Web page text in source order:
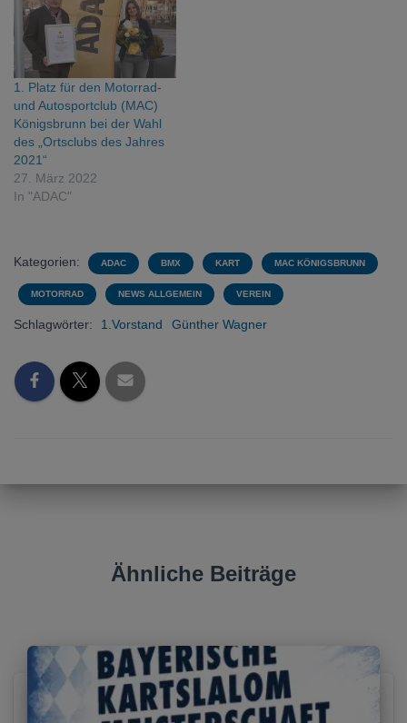
1. Platz für den Motorrad-
und Autosportclub (MAC)
Königsbrunn bei der Wahl
des „Ortsclubs des Jahres
2021“
27. März 2022
In "ADAC"
Kategorien: ADAC BMX KART MAC KÖNIGSBRUNN
MOTORRAD NEWS ALLGEMEIN VEREIN
Schlagwörter: 1.Vorstand Günther Wagner
Ähnliche Beiträge